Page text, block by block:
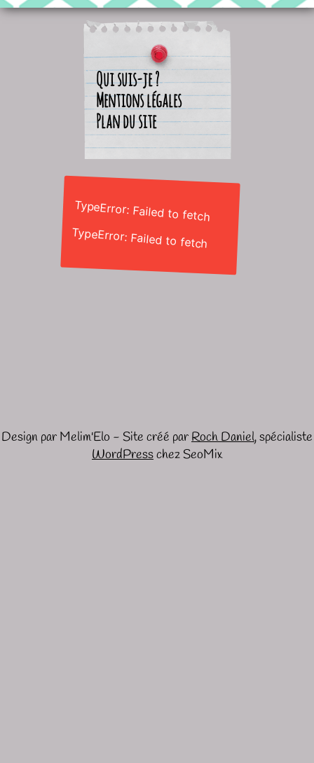
Qui suis-je ?
Mentions légales
Plan du site
TypeError: Failed to fetch
TypeError: Failed to fetch
Design par Melim'Elo - Site créé parRoch Daniel, spécialiste
WordPresschez SeoMix